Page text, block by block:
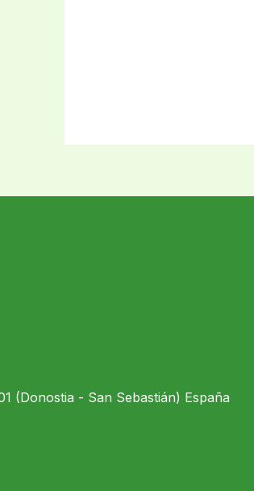
(Donostia - San Sebastián) España